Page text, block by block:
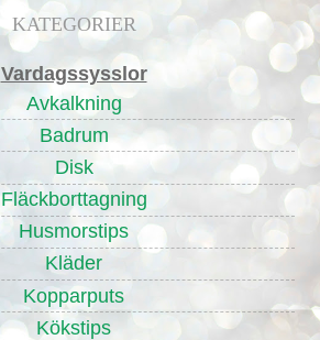
KATEGORIER
Vardagssysslor
Avkalkning
Badrum
Disk
Fläckborttagning
Husmorstips
Kläder
Kopparputs
Kökstips